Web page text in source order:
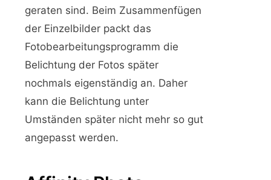
geraten sind. Beim Zusammenfügen
der Einzelbilder packt das
Fotobearbeitungsprogramm die
Belichtung der Fotos später
nochmals eigenständig an. Daher
kann die Belichtung unter
Umständen später nicht mehr so gut
angepasst werden.